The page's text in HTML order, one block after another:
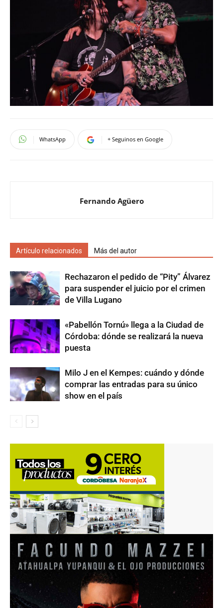
WhatsApp + Seguinos en Google
Fernando Agüero
Artículo relacionados Más del autor
Rechazaron el pedido de “Pity” Álvarez
para suspender el juicio por el crimen
de Villa Lugano
«Pabellón Tornú» llega a la Ciudad de
Córdoba: dónde se realizará la nueva
puesta
Milo J en el Kempes: cuándo y dónde
comprar las entradas para su único
show en el país